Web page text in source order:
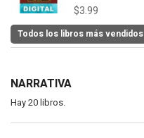
$3.99
Todos los libros más vendidos
NARRATIVA
Hay 20 libros.